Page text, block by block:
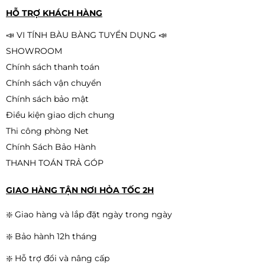
650W – Hiệu năng mạnh mẽ cho
làm việc, đồ họa và gaming
gaming
Liên hệ
HỖ TRỢ KHÁCH HÀNG
📣 VI TÍNH BÀU BÀNG TUYỂN DỤNG 📣
SHOWROOM
Chính sách thanh toán
Chính sách vận chuyển
Chính sách bảo mật
Điều kiện giao dịch chung
Thi công phòng Net
Chính Sách Bảo Hành
THANH TOÁN TRẢ GÓP
GIAO HÀNG TẬN NƠI HỎA TỐC 2H
❇️ Giao hàng và lắp đặt ngày trong ngày
❇️ Bảo hành 12h tháng
❇️ Hỗ trợ đổi và nâng cấp